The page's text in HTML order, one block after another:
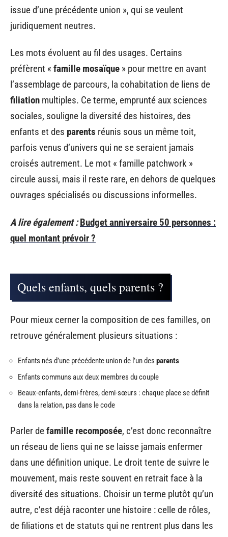
issue d’une précédente union », qui se veulent
juridiquement neutres.
Les mots évoluent au fil des usages. Certains
préfèrent « famille mosaïque » pour mettre en avant
l’assemblage de parcours, la cohabitation de liens de
filiation multiples. Ce terme, emprunté aux sciences
sociales, souligne la diversité des histoires, des
enfants et des parents réunis sous un même toit,
parfois venus d’univers qui ne se seraient jamais
croisés autrement. Le mot « famille patchwork »
circule aussi, mais il reste rare, en dehors de quelques
ouvrages spécialisés ou discussions informelles.
A lire également : Budget anniversaire 50 personnes :
quel montant prévoir ?
Quels enfants, quels parents ?
Pour mieux cerner la composition de ces familles, on
retrouve généralement plusieurs situations :
Enfants nés d’une précédente union de l’un des parents
Enfants communs aux deux membres du couple
Beaux-enfants, demi-frères, demi-sœurs : chaque place se définit
dans la relation, pas dans le code
Parler defamille recomposée, c’est donc reconnaître
un réseau de liens qui ne se laisse jamais enfermer
dans une définition unique. Le droit tente de suivre le
mouvement, mais reste souvent en retrait face à la
diversité des situations. Choisir un terme plutôt qu’un
autre, c’est déjà raconter une histoire : celle de rôles,
de filiations et de statuts qui ne rentrent plus dans les